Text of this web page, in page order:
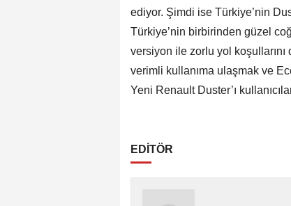
ediyor. Şimdi ise Türkiye’nin
Türkiye’nin birbirinden güzel
versiyon ile zorlu yol
verimli kullanıma ulaşmak ve
Yeni Renault Duster’ı
EDİTÖR